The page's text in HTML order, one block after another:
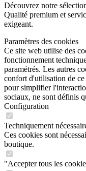
Découvrez notre
Qualité premium et
exigeant.
Paramètres des cookies
Ce site web utilise des
fonctionnement
paramétrés. Les autres
confort d'utilisation de
pour simplifier
sociaux, ne sont définis
Configuration
Techniquement
Ces cookies sont
boutique.
"Accepter tous les